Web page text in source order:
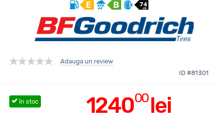
Adauga un review
ID #81301
124000lei
în stoc